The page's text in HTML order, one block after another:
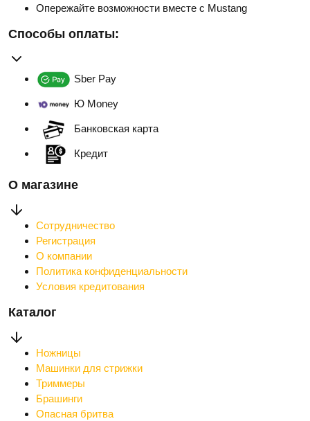
Опережайте возможности вместе с Mustang
Способы оплаты:
Sber Pay
Ю Money
Банковская карта
Кредит
О магазине
Сотрудничество
Регистрация
О компании
Политика конфиденциальности
Условия кредитования
Каталог
Ножницы
Машинки для стрижки
Триммеры
Брашинги
Опасная бритва